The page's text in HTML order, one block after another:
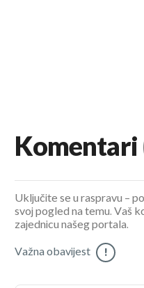
Komentari
Uključite se u raspravu –
svoj pogled na temu. Vaš
zajednicu našeg portala.
Važna obavijest !